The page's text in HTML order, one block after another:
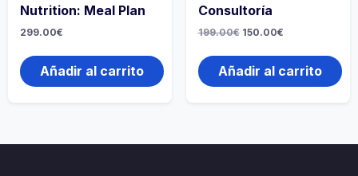
Nutrition: Meal Plan
299.00€
Añadir al carrito
Consultoría
199.00€ 150.00€
Añadir al carrito